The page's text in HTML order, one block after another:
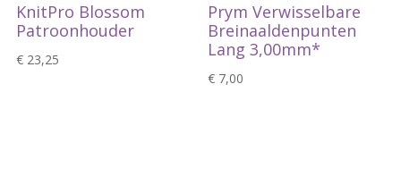
KnitPro Blossom
Patroonhouder
€23,25
Prym Verwisselbare
Breinaaldenpunten
Lang 3,00mm*
€ 7,00